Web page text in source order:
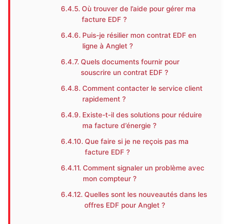
Où trouver de l’aide pour gérer ma
facture EDF ?
Puis-je résilier mon contrat EDF en
ligne à Anglet ?
Quels documents fournir pour
souscrire un contrat EDF ?
Comment contacter le service client
rapidement ?
Existe-t-il des solutions pour réduire
ma facture d’énergie ?
Que faire si je ne reçois pas ma
facture EDF ?
Comment signaler un problème avec
mon compteur ?
Quelles sont les nouveautés dans les
offres EDF pour Anglet ?